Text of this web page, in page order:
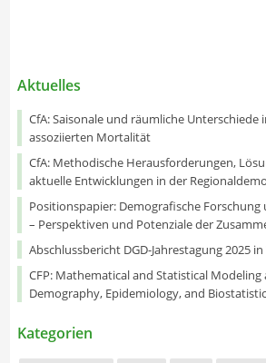
Aktuelles
CfA: Saisonale und räumliche Unterschiede
assoziierten Mortalität
CfA: Methodische Herausforderungen,
aktuelle Entwicklungen in der
Positionspapier: Demografische
– Perspektiven und Potenziale der
Abschlussbericht DGD-Jahrestagung 2025
CFP: Mathematical and Statistical Modeling
Demography, Epidemiology, and
Kategorien